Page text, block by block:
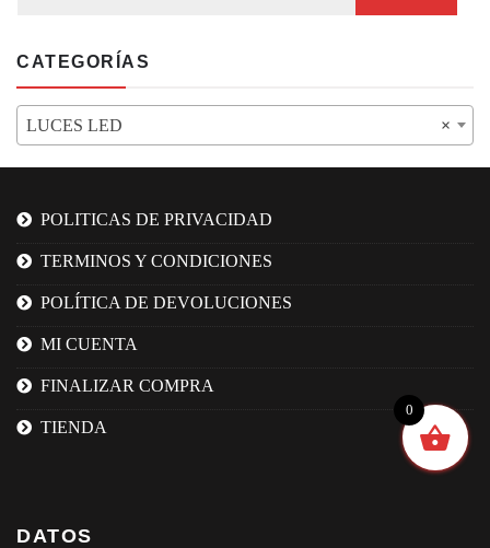
CATEGORÍAS
×
LUCES LED
POLITICAS DE PRIVACIDAD
TERMINOS Y CONDICIONES
POLÍTICA DE DEVOLUCIONES
MI CUENTA
FINALIZAR COMPRA
TIENDA
DATOS
0